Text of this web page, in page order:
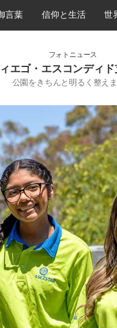
言葉 ​信仰と生活 世
フォトニュース
エゴ・エスコンディ
公園をきちんと明るく整えま